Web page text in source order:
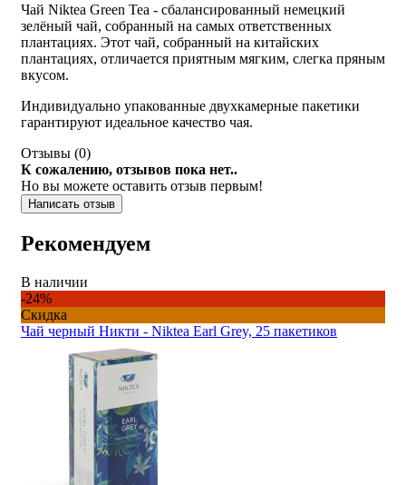
Чай Niktea Green Tea - сбалансированный немецкий
зелёный чай, собранный на самых ответственных
плантациях. Этот чай, собранный на китайских
плантациях, отличается приятным мягким, слегка пряным
вкусом.
Индивидуально упакованные двухкамерные пакетики
гарантируют идеальное качество чая.
Отзывы (0)
К сожалению, отзывов пока нет..
Но вы можете оставить отзыв первым!
Написать отзыв
Рекомендуем
В наличии
-24%
Скидка
Чай черный Никти - Niktea Earl Grey, 25 пакетиков